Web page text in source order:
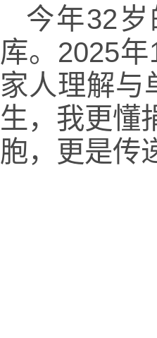
今年32
库。2025
家人理解与
生，我更懂
胞，更是传